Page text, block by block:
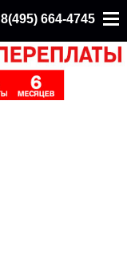
8(495) 664-4745